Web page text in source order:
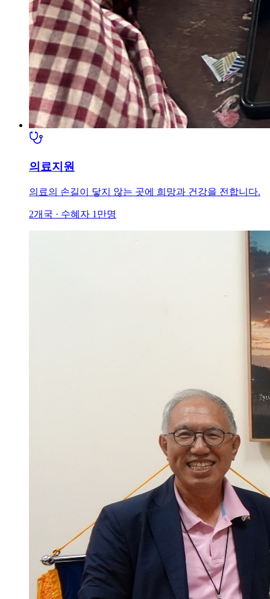
의료지원
의료의 손길이 닿지 않는 곳에 희망과 건강을 전합니다.
2개국 · 수혜자 1만명